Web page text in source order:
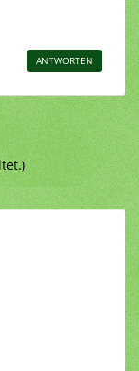
ANTWORTEN